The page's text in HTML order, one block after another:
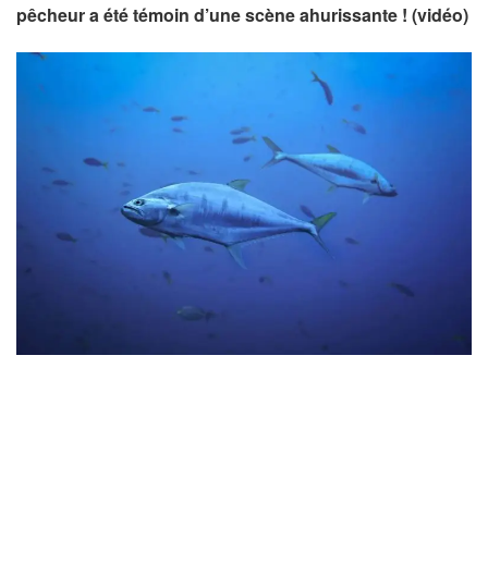
pêcheur a été témoin d’une scène ahurissante ! (vidéo)